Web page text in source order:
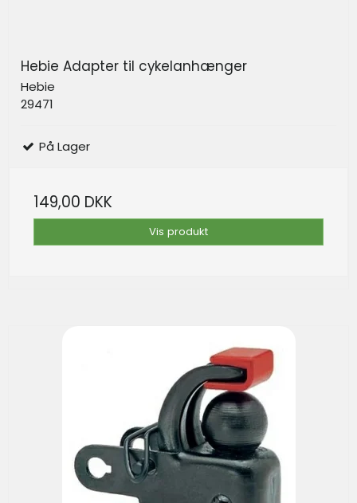
Hebie Adapter til cykelanhænger
Hebie
29471
På Lager
149,00 DKK
Vis produkt